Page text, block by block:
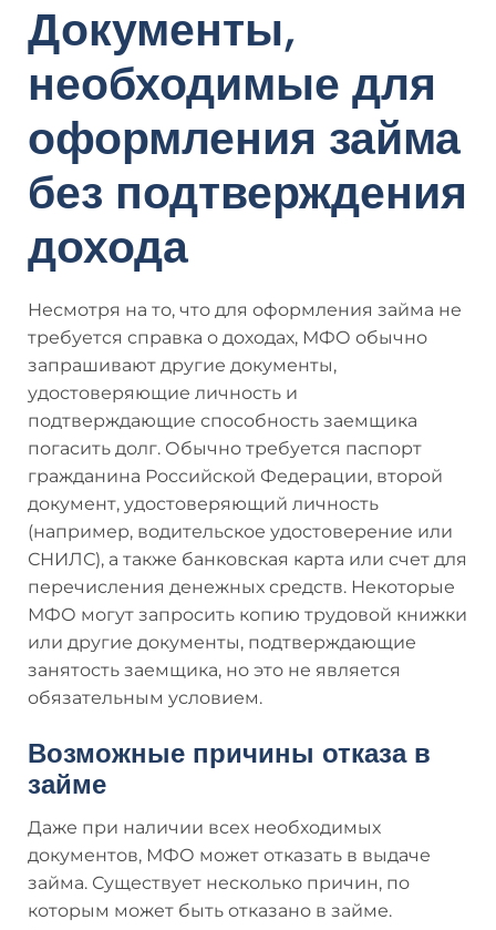
Документы,
необходимые для
оформления займа
без подтверждения
дохода
Несмотря на то, что для оформления займа не
требуется справка о доходах, МФО обычно
запрашивают другие документы,
удостоверяющие личность и
подтверждающие способность заемщика
погасить долг. Обычно требуется паспорт
гражданина Российской Федерации, второй
документ, удостоверяющий личность
(например, водительское удостоверение или
СНИЛС), а также банковская карта или счет для
перечисления денежных средств. Некоторые
МФО могут запросить копию трудовой книжки
или другие документы, подтверждающие
занятость заемщика, но это не является
обязательным условием.
Возможные причины отказа в
займе
Даже при наличии всех необходимых
документов, МФО может отказать в выдаче
займа. Существует несколько причин, по
которым может быть отказано в займе.